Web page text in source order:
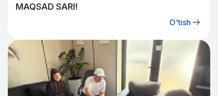
MAQSAD SARI!
O'tish